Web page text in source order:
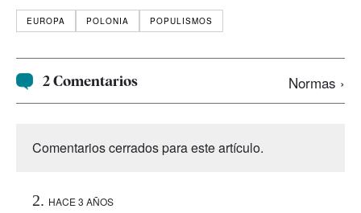
EUROPA POLONIA POPULISMOS
2 Comentarios Normas ›
Comentarios cerrados para este artículo.
HACE 3 AÑOS